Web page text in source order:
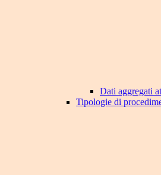
Dati aggregati
Tipologie di